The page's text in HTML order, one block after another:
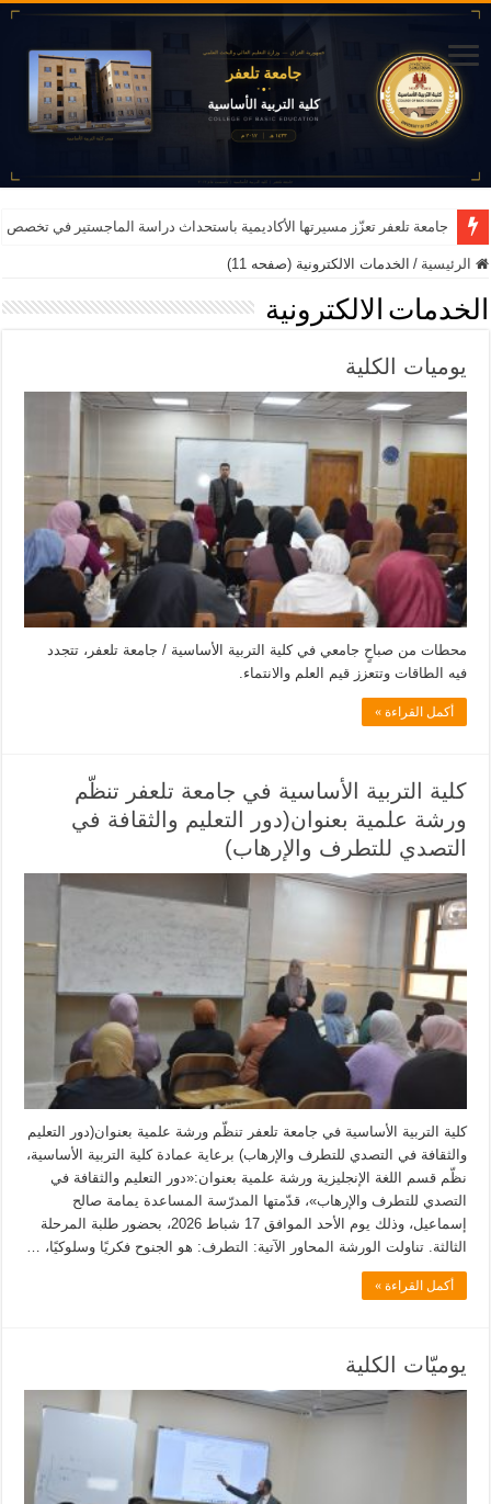
جامعة تلعفر تعزّز مسيرتها الأكاديمية باستحداث دراسة الماجستير في تخصص
الرئيسية / الخدمات الالكترونية (صفحه 11)
الخدمات الالكترونية
يوميات الكلية
محطات من صباحٍ جامعي في كلية التربية الأساسية / جامعة تلعفر، تتجدد
فيه الطاقات وتتعزز قيم العلم والانتماء.
أكمل القراءة »
كلية التربية الأساسية في جامعة تلعفر تنظّم
ورشة علمية بعنوان(دور التعليم والثقافة في
التصدي للتطرف والإرهاب)
كلية التربية الأساسية في جامعة تلعفر تنظّم ورشة علمية بعنوان(دور التعليم
والثقافة في التصدي للتطرف والإرهاب) برعاية عمادة كلية التربية الأساسية،
نظّم قسم اللغة الإنجليزية ورشة علمية بعنوان:«دور التعليم والثقافة في
التصدي للتطرف والإرهاب»، قدّمتها المدرّسة المساعدة يمامة صالح
إسماعيل، وذلك يوم الأحد الموافق 17 شباط 2026، بحضور طلبة المرحلة
الثالثة. تناولت الورشة المحاور الآتية: التطرف: هو الجنوح فكريًا وسلوكيًا، …
أكمل القراءة »
يوميّات الكلية